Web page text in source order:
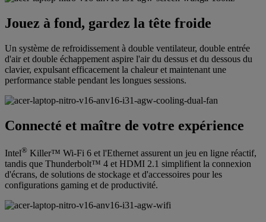
Jouez à fond, gardez la tête froide
Un système de refroidissement à double ventilateur, double entrée
d'air et double échappement aspire l'air du dessus et du dessous du
clavier, expulsant efficacement la chaleur et maintenant une
performance stable pendant les longues sessions.
Connecté et maître de votre expérience
Intel® Killer™ Wi-Fi 6 et l'Ethernet assurent un jeu en ligne réactif,
tandis que Thunderbolt™ 4 et HDMI 2.1 simplifient la connexion
d'écrans, de solutions de stockage et d'accessoires pour les
configurations gaming et de productivité.